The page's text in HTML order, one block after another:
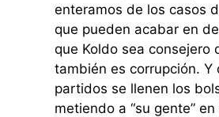
enteramos de los casos
que pueden acabar en
que Koldo sea consejero
también es corrupción. Y
partidos se llenen los
metiendo a “su gente”